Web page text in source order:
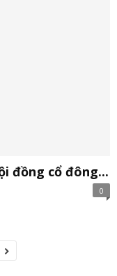
đồng cổ đông...
0